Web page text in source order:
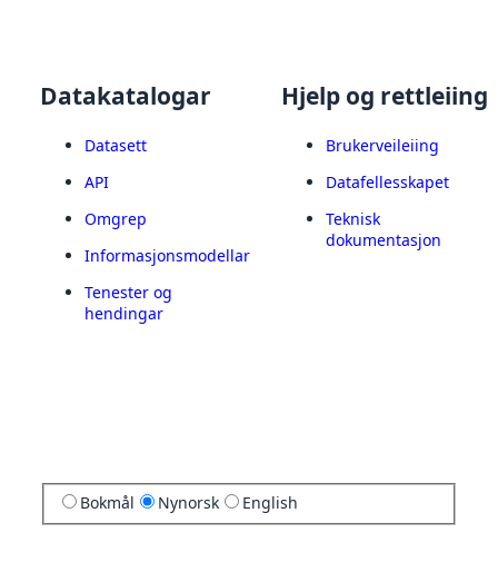
Datakatalogar
Datasett
API
Omgrep
Informasjonsmodellar
Tenester og
hendingar
Hjelp og rettleiing
Brukerveileiing
Datafellesskapet
Teknisk
dokumentasjon
Bokmål Nynorsk English